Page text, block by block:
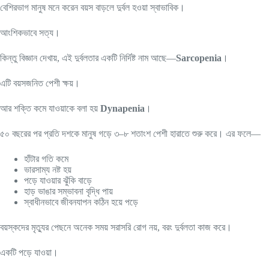
বেশিরভাগ মানুষ মনে করেন বয়স বাড়লে দুর্বল হওয়া স্বাভাবিক।
আংশিকভাবে সত্য।
কিন্তু বিজ্ঞান দেখায়, এই দুর্বলতার একটি নির্দিষ্ট নাম আছে—Sarcopenia ।
এটি বয়সজনিত পেশী ক্ষয়।
আর শক্তি কমে যাওয়াকে বলা হয় Dynapenia ।
৫০ বছরের পর প্রতি দশকে মানুষ গড়ে ৩–৮ শতাংশ পেশী হারাতে শুরু করে। এর ফলে—
হাঁটার গতি কমে
ভারসাম্য নষ্ট হয়
পড়ে যাওয়ার ঝুঁকি বাড়ে
হাড় ভাঙার সম্ভাবনা বৃদ্ধি পায়
স্বাধীনভাবে জীবনযাপন কঠিন হয়ে পড়ে
বয়স্কদের মৃত্যুর পেছনে অনেক সময় সরাসরি রোগ নয়, বরং দুর্বলতা কাজ করে।
একটি পড়ে যাওয়া।